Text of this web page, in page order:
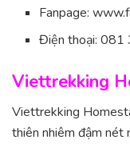
Fanpage:
Điện thoại:
Viettrekking
Viettrekking
thiên nhiêm đậm nét